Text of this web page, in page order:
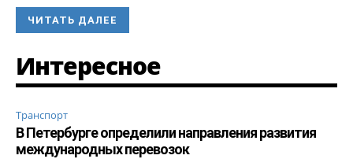
ЧИТАТЬ ДАЛЕЕ
Интересное
Транспорт
В Петербурге определили направления развития
международных перевозок